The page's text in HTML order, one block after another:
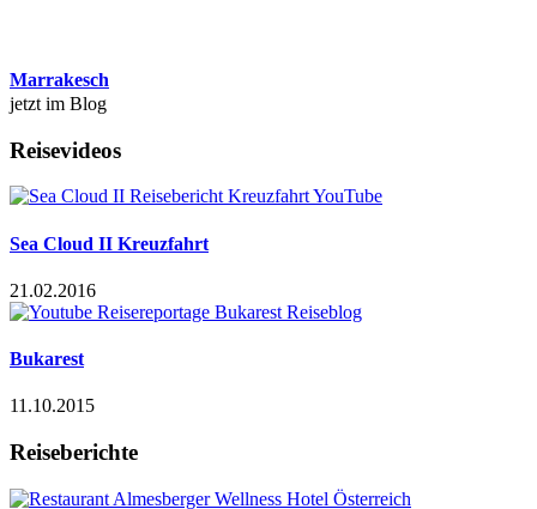
Marrakesch
jetzt im Blog
Reisevideos
Sea Cloud II Kreuzfahrt
21.02.2016
Bukarest
11.10.2015
Reiseberichte